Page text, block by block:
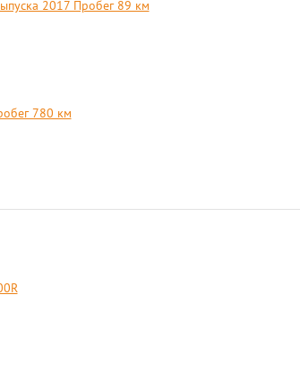
2017 Пробег 89 км
780 км